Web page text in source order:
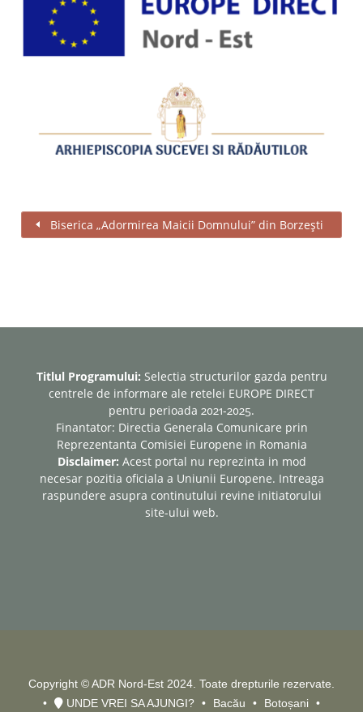
Biserica „Adormirea Maicii Domnului” din Borzești
Titlul Programului: Selectia structurilor gazda pentru
centrele de informare ale retelei EUROPE DIRECT
pentru perioada 2021-2025.
Finantator: Directia Generala Comunicare prin
Reprezentanta Comisiei Europene in Romania
Disclaimer: Acest portal nu reprezinta in mod
necesar pozitia oficiala a Uniunii Europene. Intreaga
raspundere asupra continutului revine initiatorului
site-ului web.
Copyright © ADR Nord-Est 2024. Toate drepturile rezervate.
UNDE VREI SA AJUNGI?
Bacău Botoșani